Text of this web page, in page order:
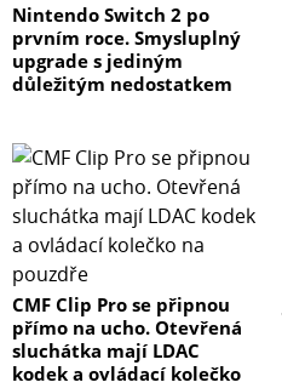
Nintendo Switch 2 po
prvním roce. Smysluplný
upgrade s jediným
důležitým nedostatkem
CMF Clip Pro se připnou
přímo na ucho. Otevřená
sluchátka mají LDAC
kodek a ovládací kolečko